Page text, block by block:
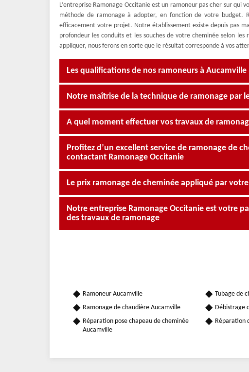
L’entreprise Ramonage Occitanie est un ramoneur pas cher sur qui
méthode de ramonage à adopter, en fonction de votre budget.
efficacement votre projet. Notre établissement existe depuis pas
profondeur les conduits et les souches de votre cheminée selon
appliquer, nous ferons en sorte que le résultat corresponde à vos
Les qualifications de nos ramoneurs à Aucamville
Notre maîtrise de la technique de ramonage par
A quel moment effectuer vos travaux de
Profitez d’un excellent service de ramonage de
contactant Ramonage Occitanie
Le prix ramonage de cheminée appliqué par
Notre entreprise Ramonage Occitanie est votre
des travaux de ramonage
Ramoneur Aucamville
Ramonage de chaudière Aucamville
Réparation pose chapeau de cheminée
Aucamville
Tubage de
Débistrage
Réparation